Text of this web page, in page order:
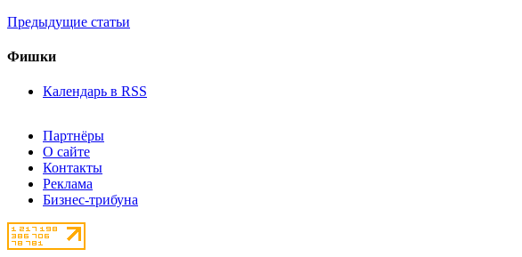
Предыдущие статьи
Фишки
Календарь в RSS
Партнёры
О сайте
Контакты
Реклама
Бизнес-трибуна